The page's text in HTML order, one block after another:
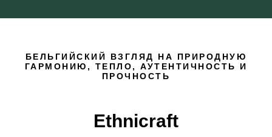
БЕЛЬГИЙСКИЙ ВЗГЛЯД НА ПРИРОДНУЮ
ГАРМОНИЮ, ТЕПЛО, АУТЕНТИЧНОСТЬ И
ПРОЧНОСТЬ
Ethnicraft